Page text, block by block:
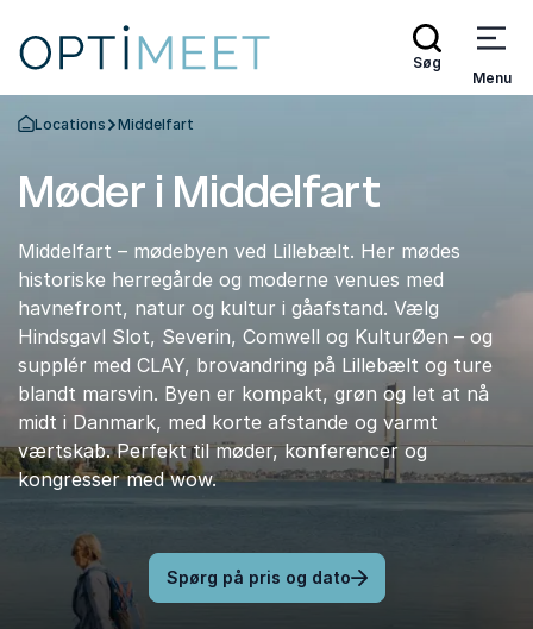
Søg
Menu
Tilbage til forsiden
Locations Middelfart
Møder i Middelfart
Middelfart – mødebyen ved Lillebælt. Her mødes
historiske herregårde og moderne venues med
havnefront, natur og kultur i gåafstand. Vælg
Hindsgavl Slot, Severin, Comwell og KulturØen – og
supplér med CLAY, brovandring på Lillebælt og ture
blandt marsvin. Byen er kompakt, grøn og let at nå
midt i Danmark, med korte afstande og varmt
værtskab. Perfekt til møder, konferencer og
kongresser med wow.
Spørg på pris og dato